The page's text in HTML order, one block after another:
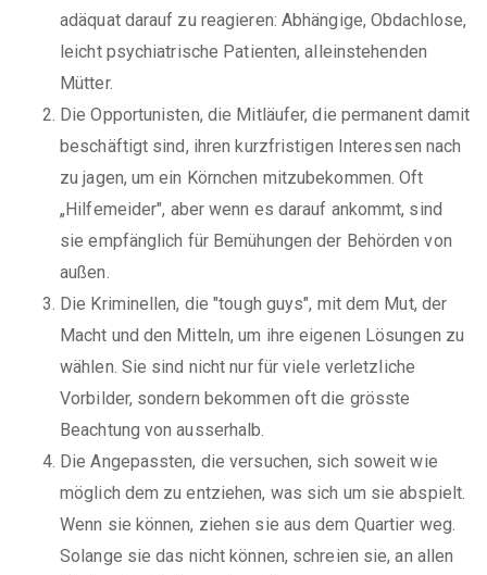
adäquat darauf zu reagieren: Abhängige, Obdachlose,
leicht psychiatrische Patienten, alleinstehenden
Mütter.
Die Opportunisten, die Mitläufer, die permanent damit
beschäftigt sind, ihren kurzfristigen Interessen nach
zu jagen, um ein Körnchen mitzubekommen. Oft
„Hilfemeider", aber wenn es darauf ankommt, sind
sie empfänglich für Bemühungen der Behörden von
außen.
Die Kriminellen, die "tough guys", mit dem Mut, der
Macht und den Mitteln, um ihre eigenen Lösungen zu
wählen. Sie sind nicht nur für viele verletzliche
Vorbilder, sondern bekommen oft die grösste
Beachtung von ausserhalb.
Die Angepassten, die versuchen, sich soweit wie
möglich dem zu entziehen, was sich um sie abspielt.
Wenn sie können, ziehen sie aus dem Quartier weg.
Solange sie das nicht können, schreien sie, an allen